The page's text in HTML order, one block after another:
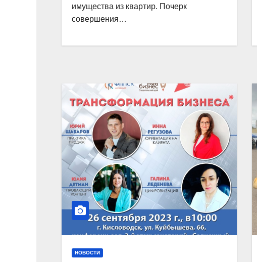
имущества из квартир. Почерк
совершения…
НОВОСТИ